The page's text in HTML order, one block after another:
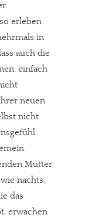
erleben
in
auch die
einfach
neuen
nicht.
Mutter
nachts.
das
erwachen